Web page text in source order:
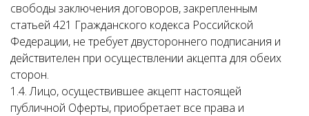
свободы заключения договоров, закрепленным
статьей 421 Гражданского кодекса Российской
Федерации, не требует двустороннего подписания и
действителен при осуществлении акцепта для обеих
сторон.
1.4. Лицо, осуществившее акцепт настоящей
публичной Оферты, приобретает все права и